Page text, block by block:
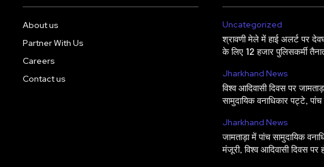
About us
Partner With Us
Careers
Contact us
Uncategorized
श्रावणी मेले में हाई अलर्ट पर
के लिए 12 हजार पुलिसकर्मी
Jharkhand News
विश्व आदिवासी दिवस पर
सामुदायिक वनाधिकार पट्टे,
Jharkhand News
जामताड़ा में पांच सामुदायिक
मंजूरी, विश्व आदिवासी दिवस पर